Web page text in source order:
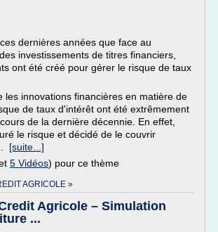
dernières années que face au
investissements de titres financiers,
ont été créé pour gérer le risque de taux
les innovations financières en matière de
de taux d'intérêt ont été extrêmement
de la dernière décennie. En effet,
le risque et décidé de le couvrir
[suite...]
5 Vidéos) pour ce thème
AGRICOLE »
Agricole – Simulation
...